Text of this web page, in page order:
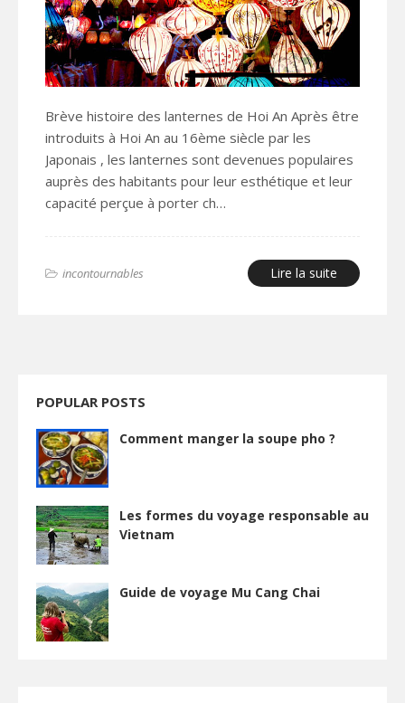
Brève histoire des lanternes de Hoi An Après être
introduits à Hoi An au 16ème siècle par les
Japonais , les lanternes sont devenues populaires
auprès des habitants pour leur esthétique et leur
capacité perçue à porter ch…
incontournables Lire la suite
POPULAR POSTS
Comment manger la soupe pho ?
Les formes du voyage responsable au
Vietnam
Guide de voyage Mu Cang Chai